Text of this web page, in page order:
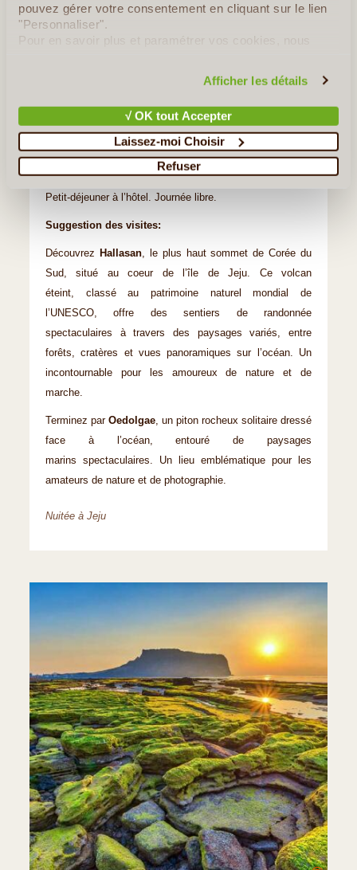
pouvez gérer votre consentement en cliquant sur le lien
"Personnaliser".
Pour en savoir plus et paramétrer vos cookies, nous
Afficher les détails
√ OK tout Accepter
Laissez-moi Choisir
Refuser
Jeju : Hallasan, Oedolgae,
Petit-déjeuner à l’hôtel. Journée libre.
Suggestion des visites:
Découvrez Hallasan, le plus haut sommet de Corée du
Sud, situé au coeur de l’île de Jeju. Ce volcan
éteint, classé au patrimoine naturel mondial de
l’UNESCO, offre des sentiers de randonnée
spectaculaires à travers des paysages variés, entre
forêts, cratères et vues panoramiques sur l’océan. Un
incontournable pour les amoureux de nature et de
marche.
Terminez par Oedolgae, un piton rocheux solitaire dressé
face à l’océan, entouré de paysages
marins spectaculaires. Un lieu emblématique pour les
amateurs de nature et de photographie.
Nuitée à Jeju